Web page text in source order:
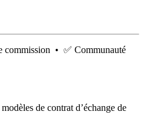
commission • ✅ Communauté
de contrat d’échange de